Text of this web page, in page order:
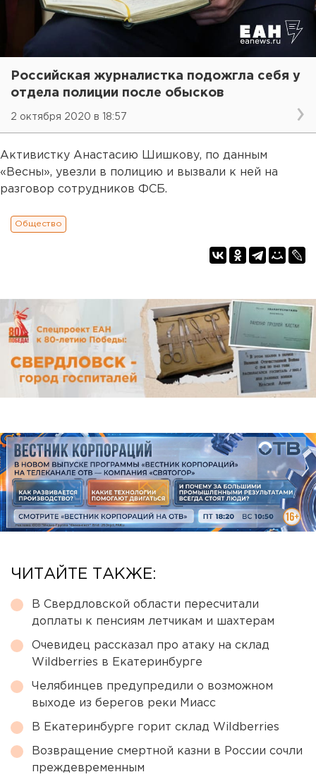
Российская журналистка подожгла себя у
отдела полиции после обысков
2 октября 2020 в 18:57
Активистку Анастасию Шишкову, по данным
«Весны», увезли в полицию и вызвали к ней на
разговор сотрудников ФСБ.
Общество
ЧИТАЙТЕ ТАКЖЕ:
В Свердловской области пересчитали
доплаты к пенсиям летчикам и шахтерам
Очевидец рассказал про атаку на склад
Wildberries в Екатеринбурге
Челябинцев предупредили о возможном
выходе из берегов реки Миасс
В Екатеринбурге горит склад Wildberries
Возвращение смертной казни в России сочли
преждевременным